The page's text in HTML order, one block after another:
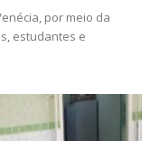
por meio da
estudantes e